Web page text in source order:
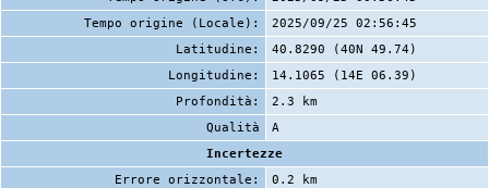
Tempo origine (Locale):
2025/09/25 02:56:45
Latitudine:
40.8290 (40N 49.74)
Longitudine:
14.1065 (14E 06.39)
Profondità:
2.3 km
Qualità
A
Incertezze
Errore orizzontale:
0.2 km